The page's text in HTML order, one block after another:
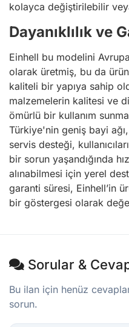
kolayca değiştirilebilir
Dayanıklılık ve
Einhell bu modelini
olarak üretmiş, bu da
kaliteli bir yapıya sahip
malzemelerin kalitesi ve
ömürlü bir kullanım
Türkiye'nin geniş bayi
servis desteği,
bir sorun yaşandığında
alınabilmesi için yerel
garanti süresi, Einhell’in
bir göstergesi olarak
Sorular &
Bu ilan için henüz
sorun.